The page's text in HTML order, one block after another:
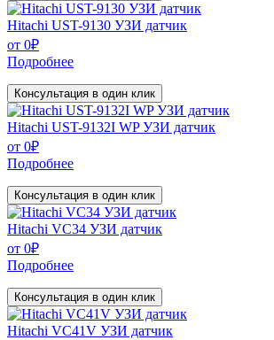
Hitachi UST-9130 УЗИ датчик
от 0₽
Подробнее
Консультация в один клик
Hitachi UST-9132I WP УЗИ датчик
от 0₽
Подробнее
Консультация в один клик
Hitachi VC34 УЗИ датчик
от 0₽
Подробнее
Консультация в один клик
Hitachi VC41V УЗИ датчик